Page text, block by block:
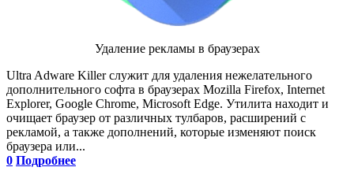
Удаление рекламы в браузерах
Ultra Adware Killer служит для удаления нежелательного
дополнительного софта в браузерах Mozilla Firefox, Internet
Explorer, Google Chrome, Microsoft Edge. Утилита находит и
очищает браузер от различных тулбаров, расширений с
рекламой, а также дополнений, которые изменяют поиск
браузера или...
0 Подробнее